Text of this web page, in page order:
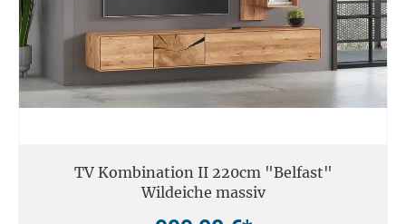
TV Kombination II 220cm "Belfast"
Wildeiche massiv